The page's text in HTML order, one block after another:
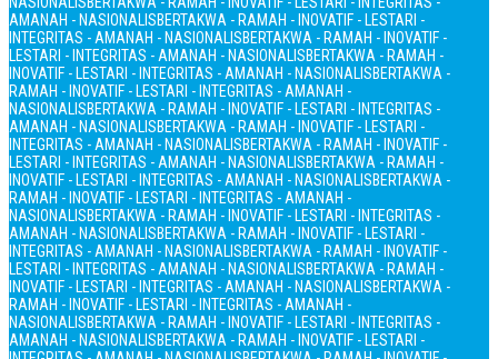
AMANAH - NASIONALISBERTAKWA - RAMAH - INOVATIF - LESTARI -
INTEGRITAS - AMANAH - NASIONALISBERTAKWA - RAMAH - INOVATIF -
LESTARI - INTEGRITAS - AMANAH - NASIONALISBERTAKWA - RAMAH -
INOVATIF - LESTARI - INTEGRITAS - AMANAH - NASIONALISBERTAKWA -
RAMAH - INOVATIF - LESTARI - INTEGRITAS - AMANAH -
NASIONALISBERTAKWA - RAMAH - INOVATIF - LESTARI - INTEGRITAS -
AMANAH - NASIONALISBERTAKWA - RAMAH - INOVATIF - LESTARI -
INTEGRITAS - AMANAH - NASIONALISBERTAKWA - RAMAH - INOVATIF -
LESTARI - INTEGRITAS - AMANAH - NASIONALISBERTAKWA - RAMAH -
INOVATIF - LESTARI - INTEGRITAS - AMANAH - NASIONALISBERTAKWA -
RAMAH - INOVATIF - LESTARI - INTEGRITAS - AMANAH -
NASIONALISBERTAKWA - RAMAH - INOVATIF - LESTARI - INTEGRITAS -
AMANAH - NASIONALISBERTAKWA - RAMAH - INOVATIF - LESTARI -
INTEGRITAS - AMANAH - NASIONALISBERTAKWA - RAMAH - INOVATIF -
LESTARI - INTEGRITAS - AMANAH - NASIONALISBERTAKWA - RAMAH -
INOVATIF - LESTARI - INTEGRITAS - AMANAH - NASIONALISBERTAKWA -
RAMAH - INOVATIF - LESTARI - INTEGRITAS - AMANAH -
NASIONALISBERTAKWA - RAMAH - INOVATIF - LESTARI - INTEGRITAS -
AMANAH - NASIONALISBERTAKWA - RAMAH - INOVATIF - LESTARI -